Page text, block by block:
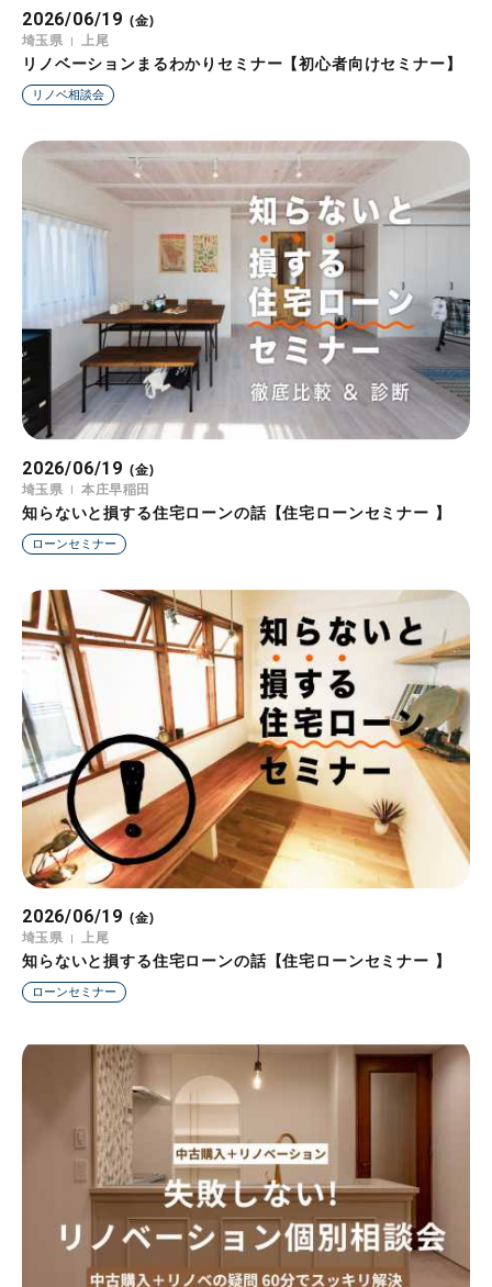
2026/06/19 (金)
埼玉県
上尾
リノベーションまるわかりセミナー【初心者向けセミナー】
リノベ相談会
2026/06/19 (金)
埼玉県
本庄早稲田
知らないと損する住宅ローンの話【住宅ローンセミナー 】
ローンセミナー
2026/06/19 (金)
埼玉県
上尾
知らないと損する住宅ローンの話【住宅ローンセミナー 】
ローンセミナー